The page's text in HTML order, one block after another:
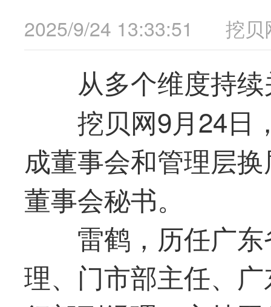
2025/9/24 13:33:51 挖贝
从多个维度持
挖贝网9月24日
成董事会和管理层
董事会秘书。
雷鹤，历任广
理、门市部主任、